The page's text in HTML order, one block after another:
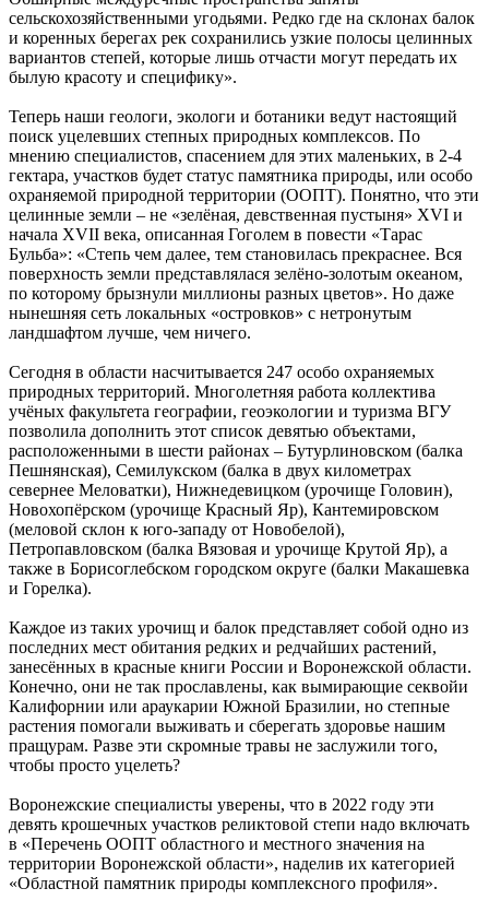
сельскохозяйственными угодьями. Редко где на склонах балок
и коренных берегах рек сохранились узкие полосы целинных
вариантов степей, которые лишь отчасти могут передать их
былую красоту и специфику».
Теперь наши геологи, экологи и ботаники ведут настоящий
поиск уцелевших степных природных комплексов. По
мнению специалистов, спасением для этих маленьких, в 2-4
гектара, участков будет статус памятника природы, или особо
охраняемой природной территории (ООПТ). Понятно, что эти
целинные земли – не «зелёная, девственная пустыня» XVI и
начала XVII века, описанная Гоголем в повести «Тарас
Бульба»: «Степь чем далее, тем становилась прекраснее. Вся
поверхность земли представлялася зелёно‑золотым океаном,
по которому брызнули миллионы разных цветов». Но даже
нынешняя сеть локальных «островков» с нетронутым
ландшафтом лучше, чем ничего.
Сегодня в области насчитывается 247 особо охраняемых
природных территорий. Многолетняя работа коллектива
учёных факультета географии, геоэкологии и туризма ВГУ
позволила дополнить этот список девятью объектами,
расположенными в шести районах – Бутурлиновском (балка
Пешнянская), Семилукском (балка в двух километрах
севернее Меловатки), Нижнедевицком (урочище Головин),
Новохопёрском (урочище Красный Яр), Кантемировском
(меловой склон к юго-западу от Новобелой),
Петропавловском (балка Вязовая и урочище Крутой Яр), а
также в Борисоглебском городском округе (балки Макашевка
и Горелка).
Каждое из таких урочищ и балок представляет собой одно из
последних мест обитания редких и редчайших растений,
занесённых в красные книги России и Воронежской области.
Конечно, они не так прославлены, как вымирающие секвойи
Калифорнии или араукарии Южной Бразилии, но степные
растения помогали выживать и сберегать здоровье нашим
пращурам. Разве эти скромные травы не заслужили того,
чтобы просто уцелеть?
Воронежские специалисты уверены, что в 2022 году эти
девять крошечных участков реликтовой степи надо включать
в «Перечень ООПТ областного и местного значения на
территории Воронежской области», наделив их категорией
«Областной памятник природы комплексного профиля».